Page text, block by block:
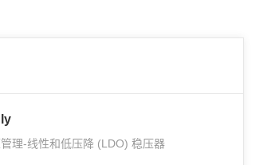
理-线性和低压降 (LDO) 稳压器